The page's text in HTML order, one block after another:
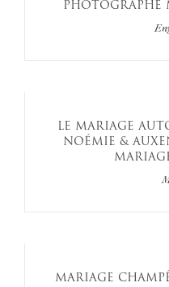
PHOTOGRAPHE
LE MARIAGE
NOÉMIE &
MARIAGE